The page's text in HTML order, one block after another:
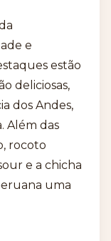
e
estão
deliciosas,
dos Andes,
Além das
rocoto
e a chicha
uma